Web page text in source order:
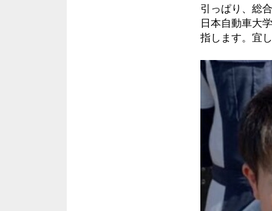
引っぱり、総
日本自動車大
指します。宜